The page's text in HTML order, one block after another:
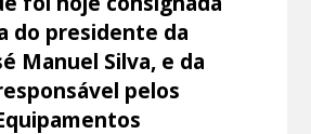
do presidente da
Manuel Silva, e da
pelos